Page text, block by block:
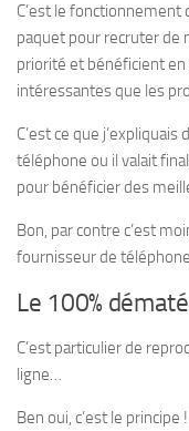
C’est le
paquet pour recruter de
priorité et bénéficient
intéressantes que les
C’est ce que
téléphone ou il valait
pour bénéficier des
Bon, par contre c’est
fournisseur de
Le 100%
C’est particulier de
ligne…
Ben oui, c’est le principe !